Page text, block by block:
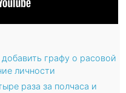
графу о расовой
личности
раза за полчаса и